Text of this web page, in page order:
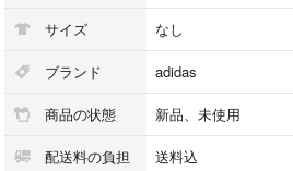
サイズ なし
ブランド adidas
商品の状態 新品、未使用
配送料の負担 送料込